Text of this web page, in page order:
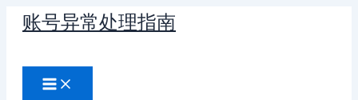
账号异常处理指南
索